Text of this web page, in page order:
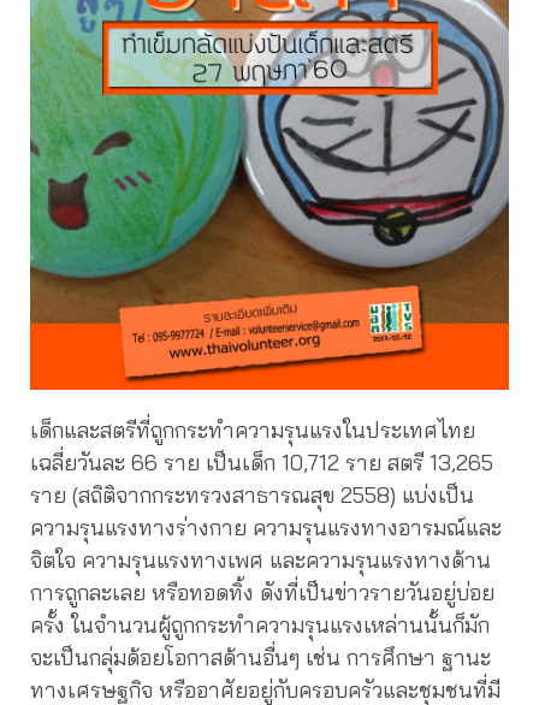
เด็กและสตรีที่ถูกกระทำความรุนแรงในประเทศไทย
เฉลี่ยวันละ 66 ราย เป็นเด็ก 10,712 ราย สตรี 13,265
ราย (สถิติจากกระทรวงสาธารณสุข 2558) แบ่งเป็น
ความรุนแรงทางร่างกาย ความรุนแรงทางอารมณ์และ
จิตใจ ความรุนแรงทางเพศ และความรุนแรงทางด้าน
การถูกละเลย หรือทอดทิ้ง ดังที่เป็นข่าวรายวันอยู่บ่อย
ครั้ง ในจำนวนผู้ถูกกระทำความรุนแรงเหล่านนั้นก็มัก
จะเป็นกลุ่มด้อยโอกาสด้านอื่นๆ เช่น การศึกษา ฐานะ
ทางเศรษฐกิจ หรืออาศัยอยู่กับครอบครัวและชุมชนที่มี